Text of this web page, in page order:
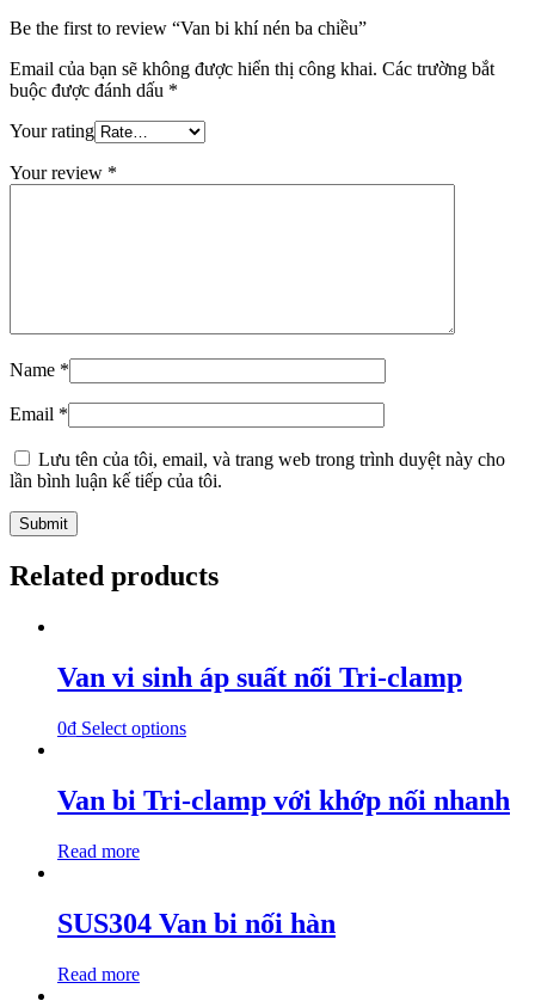
Be the first to review “Van bi khí nén ba chiều”
Email của bạn sẽ không được hiển thị công khai. Các trường bắt
buộc được đánh dấu *
Your rating
Your review *
Name *
Email *
Lưu tên của tôi, email, và trang web trong trình duyệt này cho
lần bình luận kế tiếp của tôi.
Related products
Van vi sinh áp suất nối Tri-clamp
0₫ Select options
Van bi Tri-clamp với khớp nối nhanh
Read more
SUS304 Van bi nối hàn
Read more